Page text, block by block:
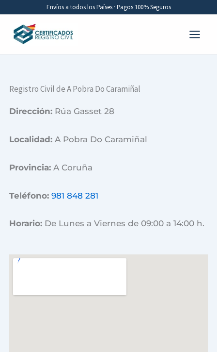
contenido
Envíos a todos los Países · Pagos 100% Seguros
Registro Civil de A Pobra Do Caramiñal
Dirección: Rúa Gasset 28
Localidad:A Pobra Do Caramiñal
Provincia:A Coruña
Teléfono: 981 848 281
Horario: De Lunes a Viernes de 09:00 a 14:00 h.